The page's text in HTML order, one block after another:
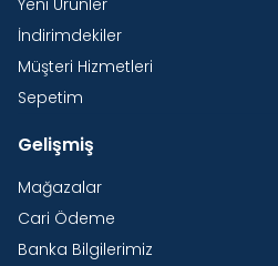
Yeni Ürünler
İndirimdekiler
Müşteri Hizmetleri
Sepetim
Gelişmiş
Mağazalar
Cari Ödeme
Banka Bilgilerimiz